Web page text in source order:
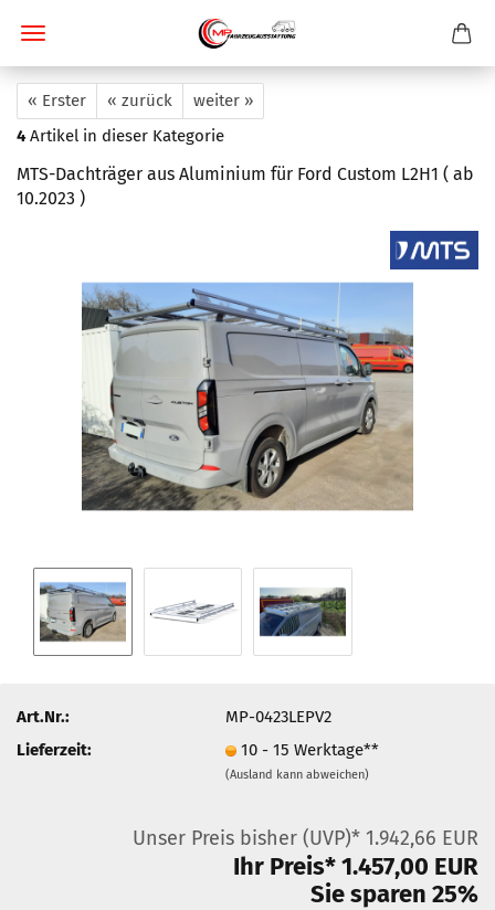
« Erster « zurück
weiter »
4Artikel in dieser Kategorie
MTS-Dachträger aus Aluminium für Ford Custom L2H1 ( ab
10.2023 )
Art.Nr.:
MP-0423LEPV2
Lieferzeit:
10 - 15 Werktage**
(Ausland kann abweichen)
Unser Preis bisher (UVP)* 1.942,66 EUR
Ihr Preis* 1.457,00 EUR
Sie sparen 25%